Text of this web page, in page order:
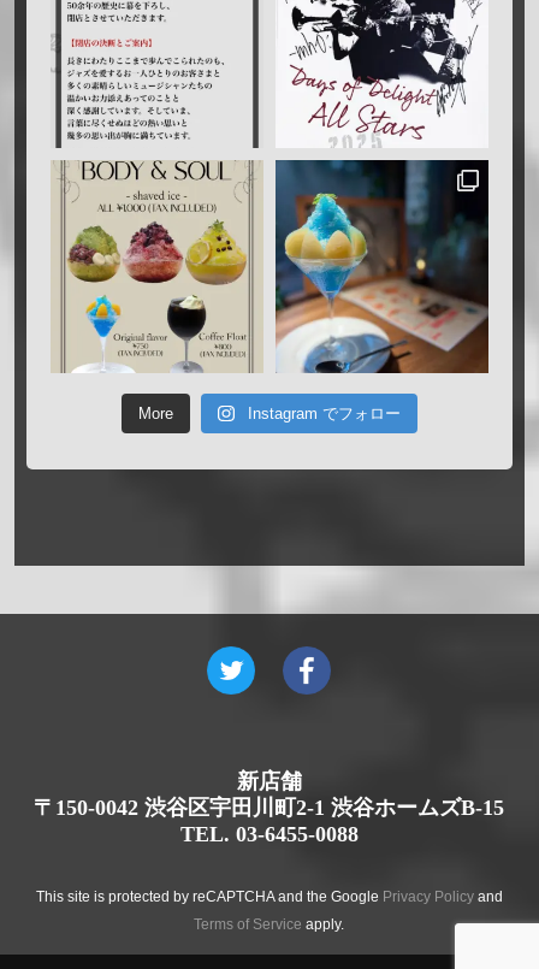
More Instagram でフォロー
新店舗
〒150-0042 渋谷区宇田川町2-1 渋谷ホームズB-15
TEL. 03-6455-0088
This site is protected by reCAPTCHA and the Google Privacy Policyand
Terms of Service apply.